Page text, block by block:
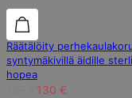
30% alennus
Räätälöity
syntymäkivillä äidille
hopea
130 €